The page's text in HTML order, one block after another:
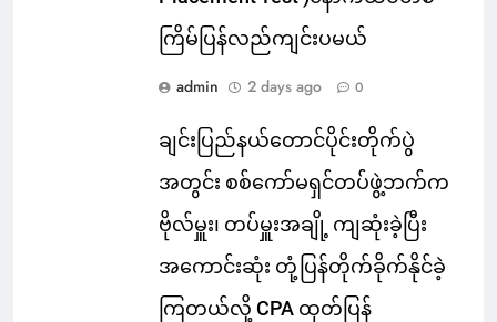
ကြိမ်ပြန်လည်ကျင်းပမယ်
admin 2 days ago 0
ချင်းပြည်နယ်တောင်ပိုင်းတိုက်ပွဲ
အတွင်း စစ်ကော်မရှင်တပ်ဖွဲ့ဘက်က
ဗိုလ်မှူး၊ တပ်မှူးအချို့ ကျဆုံးခဲ့ပြီး
အကောင်းဆုံး တုံ့ပြန်တိုက်ခိုက်နိုင်ခဲ့
ကြတယ်လို့ CPA ထုတ်ပြန်